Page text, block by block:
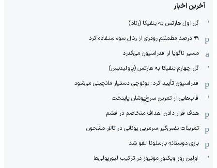
آخرین اخبار
گل اول هارتس به بنفیکا (رناد)
۹۹ درصد مطمئنم رودری از رئال سوءاستفاده کرد
مسیر ناگویا از فدراسیون می‌گذرد
گل چهارم بنفیکا به هارتس (پاولیدیس)
فدراسیون تأیید کرد: بونوچی دستیار مانچینی می‌شود
قاب‌هایی از تمرین سرخ‌پوشان پایتخت
هدف قرار دادن اهداف متخاصم در قشم
‏تمرینات نفس‌گیر سرمربی یونانی در تالار مشحون
بازی دوستانه بارسلونا لغو شد
اولین روز ویکتور مونیوز در ترکیب لیورپولی‌ها